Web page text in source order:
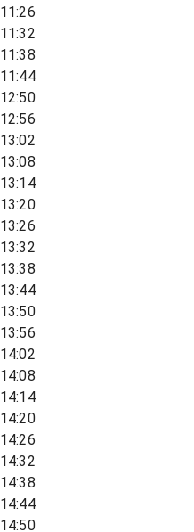
11:26
11:32
11:38
11:44
12:50
12:56
13:02
13:08
13:14
13:20
13:26
13:32
13:38
13:44
13:50
13:56
14:02
14:08
14:14
14:20
14:26
14:32
14:38
14:44
14:50